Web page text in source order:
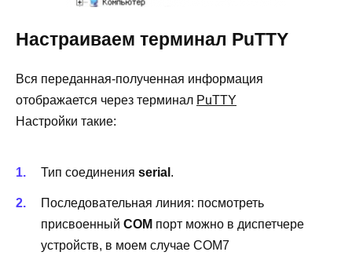
Настраиваем терминал PuTTY
Вся переданная-полученная информация
отображается через терминал PuTTY
Настройки такие:
Тип соединения serial .
Последовательная линия: посмотреть
присвоенный COM порт можно в диспетчере
устройств, в моем случае COM7